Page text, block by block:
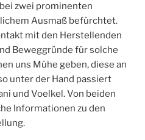
zwei prominenten
Ausmaß befürchtet.
mit den Herstellenden
Beweggründe für solche
uns Mühe geben, diese an
unter der Hand passiert
und Voelkel. Von beiden
Informationen zu den